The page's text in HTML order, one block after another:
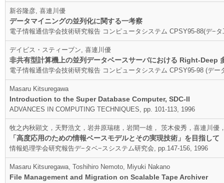
新谷隆彦, 喜連川優
データマイニングの並列化に関する一考察
電子情報通信学会技術研究報告 コンピュータシステム CPSY95-88(デ−
デイビス・スティーブン, 喜連川優
非共有型計算機上の並列データベースサーバにおける Right-Deep
電子情報通信学会技術研究報告 コンピュータシステム CPSY95-98 (デー
Masaru Kitsuregawa
Introduction to the Super Database Computer, SDC-II
ADVANCES IN COMPUTING TECHNIQUES, pp. 101-113, 1996
牧之内秋顕文，天野浩文，岩井原瑞穂，岩間一雄， 茨木俊秀，喜連川優
「高度応用のための情報ベースモデルとその実現技術」を目指して
情報処理学会研究報告デ−タベ−スシステム研究会, pp.147-156, 1996
Masaru Kitsuregawa, Toshihiro Nemoto, Miyuki Nakano
File Management and Migration on Scalable Tape Archiver